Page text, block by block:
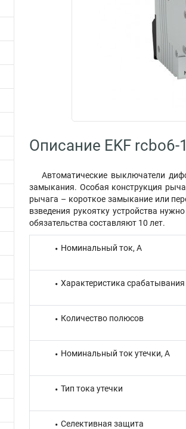
Описание EKF rcbo6-
Автоматические выключатели
замыкания. Особая конструкция
рычага – короткое замыкание или
взведения рукоятку устройства
обязательства составляют 10 лет.
Номинальный ток, А
Характеристика
Количество полюсов
Номинальный ток утечки, А
Тип тока утечки
Селективная защита